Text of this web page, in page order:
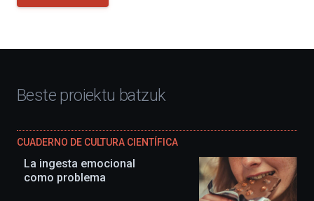
Beste proiektu batzuk
CUADERNO DE CULTURA CIENTÍFICA
La ingesta emocional
como problema